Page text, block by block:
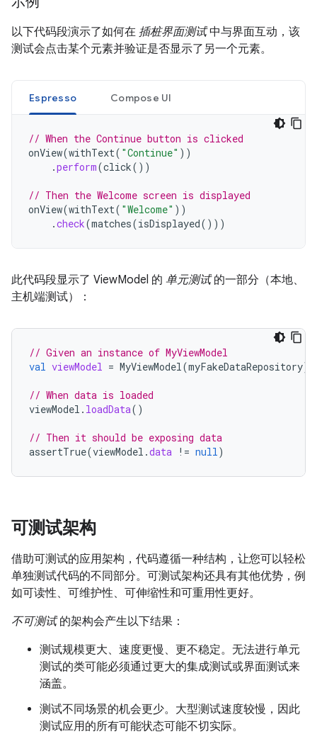
以下代码段演示了如何在 插桩界面测试中与界面互动，该
测试会点击某个元素并验证是否显示了另一个元素。
Espresso Compose UI
// When the Continue button is clicked
onView(withText( "Continue" ))
.perform(click())
// Then the Welcome screen is displayed
onView(withText( "Welcome" ))
.check(matches(isDisplayed()))
此代码段显示了 ViewModel 的 单元测试的一部分（本地、
主机端测试）：
// Given an instance of MyViewModel
val viewModel = MyViewModel (myFakeDataRepository)
// When data is loaded
viewModel . loadData()
// Then it should be exposing data
assertTrue(viewModel .data != null )
可测试架构
借助可测试的应用架构，代码遵循一种结构，让您可以轻松
单独测试代码的不同部分。可测试架构还具有其他优势，例
如可读性、可维护性、可伸缩性和可重用性更好。
不可测试的架构会产生以下结果：
测试规模更大、速度更慢、更不稳定。无法进行单元
测试的类可能必须通过更大的集成测试或界面测试来
涵盖。
测试不同场景的机会更少。大型测试速度较慢，因此
测试应用的所有可能状态可能不切实际。